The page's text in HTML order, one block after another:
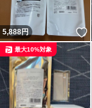
5,888円
最大10%対象